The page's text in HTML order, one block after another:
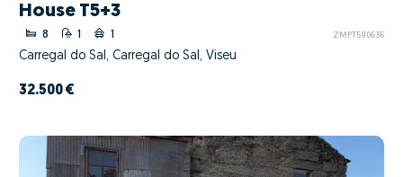
House T5+3
8 1 1 ZMPT590636
Carregal do Sal, Carregal do Sal, Viseu
32.500 €